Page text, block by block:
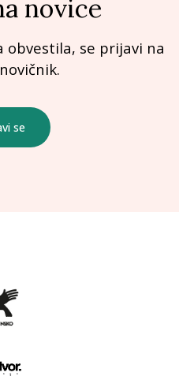
novice
obvestila, se prijavi na
se